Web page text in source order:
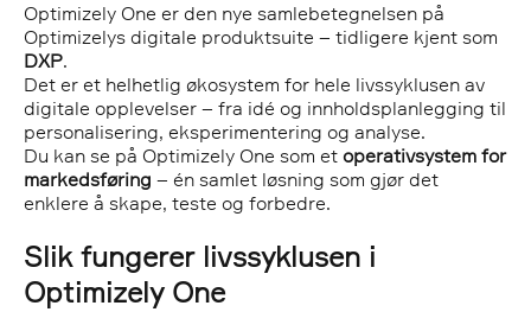
Optimizely One er den nye samlebetegnelsen på
Optimizelys digitale produktsuite – tidligere kjent som
DXP.
Det er et helhetlig økosystem for hele livssyklusen av
digitale opplevelser – fra idé og innholdsplanlegging til
personalisering, eksperimentering og analyse.
Du kan se på Optimizely One som et operativsystem for
markedsføring – én samlet løsning som gjør det
enklere å skape, teste og forbedre.
Slik fungerer livssyklusen i
Optimizely One